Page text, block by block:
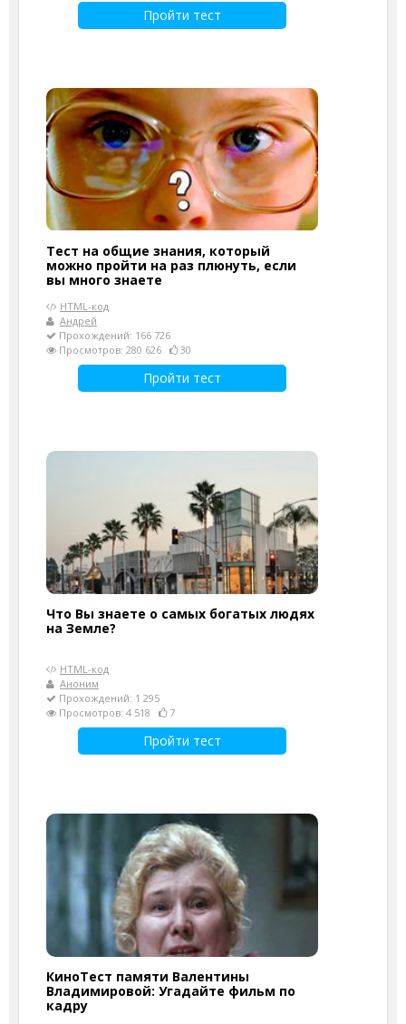
Пройти тест
Тест на общие знания, который
можно пройти на раз плюнуть, если
вы много знаете
HTML-код
Андрей
Прохождений: 166 726
Просмотров: 280 626
30
Пройти тест
Что Вы знаете о самых богатых людях
на Земле?
HTML-код
Аноним
Прохождений: 1 295
Просмотров: 4 518
7
Пройти тест
КиноТест памяти Валентины
Владимировой: Угадайте фильм по
кадру